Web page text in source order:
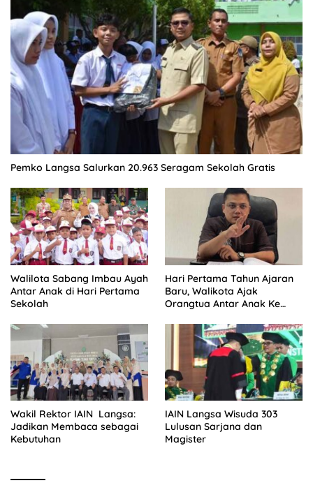
Pemko Langsa Salurkan 20.963 Seragam Sekolah Gratis
Walilota Sabang Imbau Ayah
Antar Anak di Hari Pertama
Sekolah
Hari Pertama Tahun Ajaran
Baru, Walikota Ajak
Orangtua Antar Anak Ke
Wakil Rektor IAIN Langsa:
Jadikan Membaca sebagai
Kebutuhan
IAIN Langsa Wisuda 303
Lulusan Sarjana dan
Magister